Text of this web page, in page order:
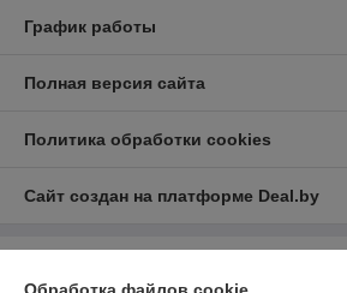
График работы
Полная версия сайта
Политика обработки cookies
Сайт создан на платформе Deal.by